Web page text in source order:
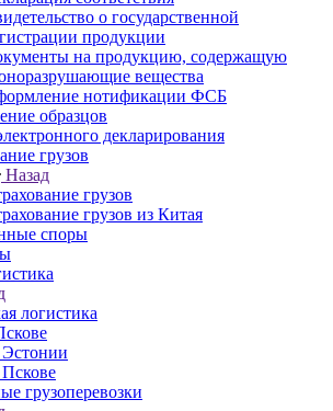
о государственной
продукции
на продукцию, содержащую
вещества
нотификации ФСБ
образцов
декларирования
грузов
Назад
грузов
грузов из Китая
споры
логистика
грузоперевозки